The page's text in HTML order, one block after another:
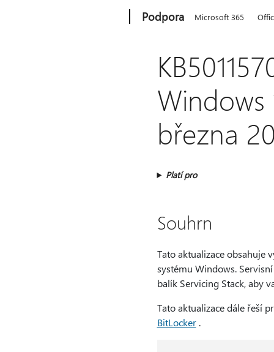
Podpora Microsoft 365
Windows
března
Platí pro
Souhrn
Tato aktualizace obsahuje
systému Windows.
balík Servicing Stack, aby
Tato aktualizace dále řeší
BitLocker.